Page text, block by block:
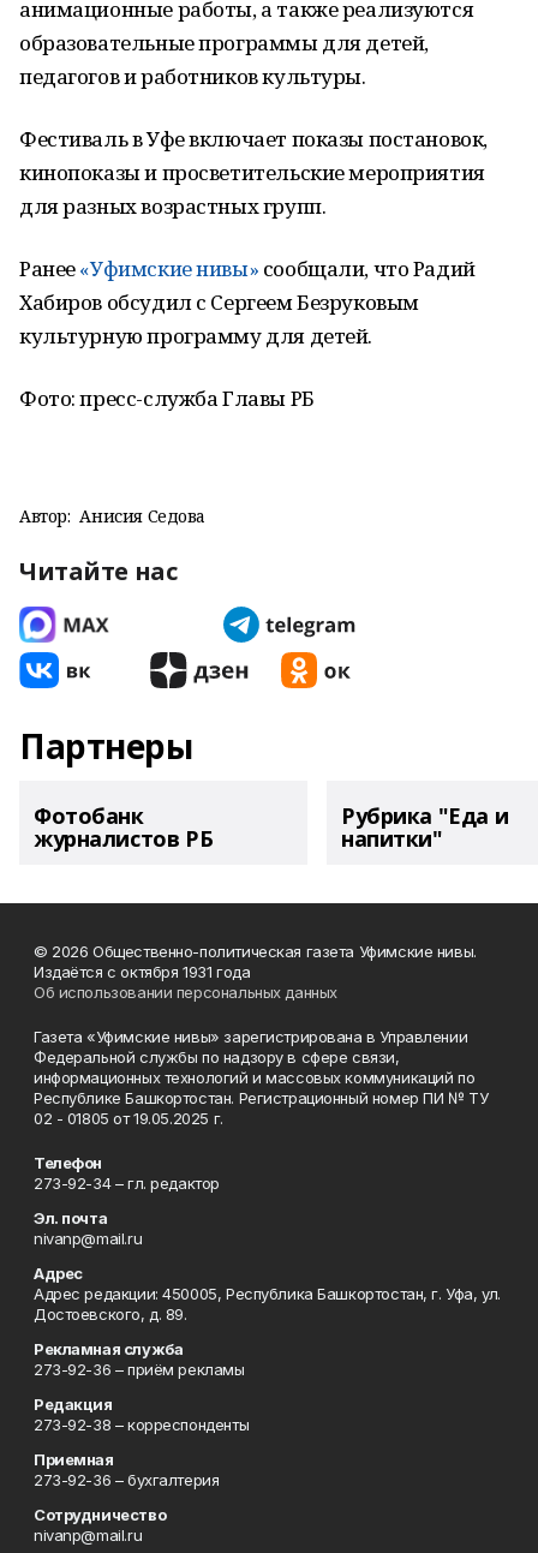
анимационные работы, а также реализуются
образовательные программы для детей,
педагогов и работников культуры.
Фестиваль в Уфе включает показы постановок,
кинопоказы и просветительские мероприятия
для разных возрастных групп.
Ранее«Уфимские нивы» сообщали, что Радий
Хабиров обсудил с Сергеем Безруковым
культурную программу для детей.
Фото: пресс-служба Главы РБ
Автор: Анисия Седова
Читайте нас
Партнеры
Фотобанк
журналистов РБ
Рубрика "Еда и
напитки"
© 2026 Общественно-политическая газета Уфимские нивы.
Издаётся с октября 1931 года
Об использовании персональных данных
Газета «Уфимские нивы» зарегистрирована в Управлении
Федеральной службы по надзору в сфере связи,
информационных технологий и массовых коммуникаций по
Республике Башкортостан. Регистрационный номер ПИ № ТУ
02 - 01805 от 19.05.2025 г.
Телефон
273-92-34 – гл. редактор
Эл. почта
nivanp@mail.ru
Адрес
Адрес редакции: 450005, Республика Башкортостан, г. Уфа, ул.
Достоевского, д. 89.
Рекламная служба
273-92-36 – приём рекламы
Редакция
273-92-38 – корреспонденты
Приемная
273-92-36 – бухгалтерия
Сотрудничество
nivanp@mail.ru